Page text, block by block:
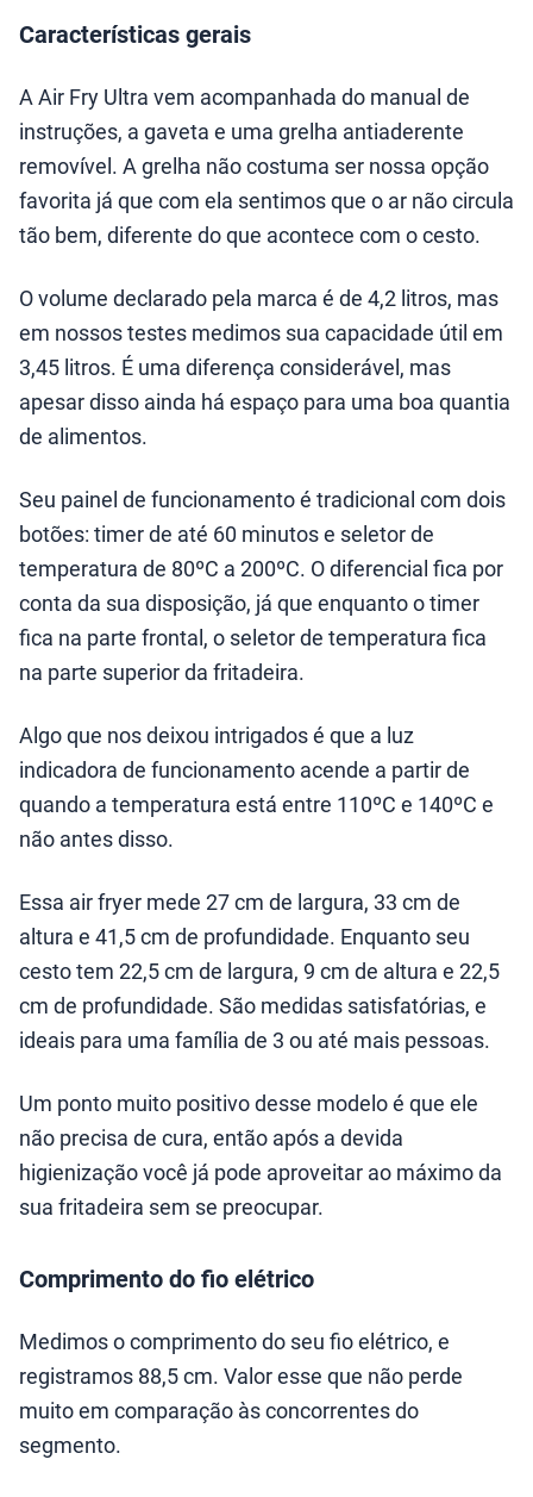
Características gerais
A Air Fry Ultra vem acompanhada do manual de
instruções, a gaveta e uma grelha antiaderente
removível. A grelha não costuma ser nossa opção
favorita já que com ela sentimos que o ar não circula
tão bem, diferente do que acontece com o cesto.
O volume declarado pela marca é de 4,2 litros, mas
em nossos testes medimos sua capacidade útil em
3,45 litros. É uma diferença considerável, mas
apesar disso ainda há espaço para uma boa quantia
de alimentos.
Seu painel de funcionamento é tradicional com dois
botões: timer de até 60 minutos e seletor de
temperatura de 80ºC a 200ºC. O diferencial fica por
conta da sua disposição, já que enquanto o timer
fica na parte frontal, o seletor de temperatura fica
na parte superior da fritadeira.
Algo que nos deixou intrigados é que a luz
indicadora de funcionamento acende a partir de
quando a temperatura está entre 110ºC e 140ºC e
não antes disso.
Essa air fryer mede 27 cm de largura, 33 cm de
altura e 41,5 cm de profundidade. Enquanto seu
cesto tem 22,5 cm de largura, 9 cm de altura e 22,5
cm de profundidade. São medidas satisfatórias, e
ideais para uma família de 3 ou até mais pessoas.
Um ponto muito positivo desse modelo é que ele
não precisa de cura, então após a devida
higienização você já pode aproveitar ao máximo da
sua fritadeira sem se preocupar.
Comprimento do fio elétrico
Medimos o comprimento do seu fio elétrico, e
registramos 88,5 cm. Valor esse que não perde
muito em comparação às concorrentes do
segmento.